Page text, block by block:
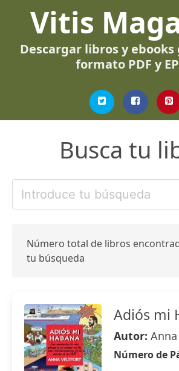
Vitis
Descargar libros y
formato PDF y
Busca tu
Número total de libros
tu búsqueda
Adiós mi
Autor:
Número de